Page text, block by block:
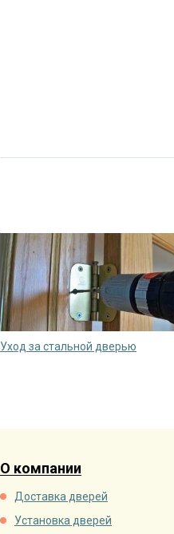
Уход за стальной дверью
О компании
Доставка дверей
Установка дверей